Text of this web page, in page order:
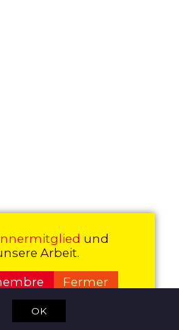
und
Arbeit.
Fermer
OK